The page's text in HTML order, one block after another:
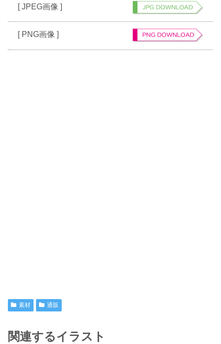
[ JPEG画像 ]
[ PNG画像 ]
素材 通販
関連するイラスト